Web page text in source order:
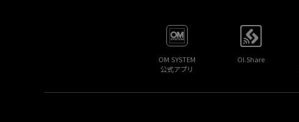
OM SYSTEM
公式アプリ
OI.Share